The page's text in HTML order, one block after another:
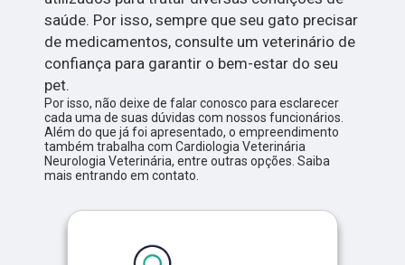
saúde. Por isso, sempre que seu gato precisar
de medicamentos, consulte um veterinário de
confiança para garantir o bem-estar do seu
pet.
Por isso, não deixe de falar conosco para esclarecer
cada uma de suas dúvidas com nossos funcionários.
Além do que já foi apresentado, o empreendimento
também trabalha com Cardiologia Veterinária
Neurologia Veterinária, entre outras opções. Saiba
mais entrando em contato.